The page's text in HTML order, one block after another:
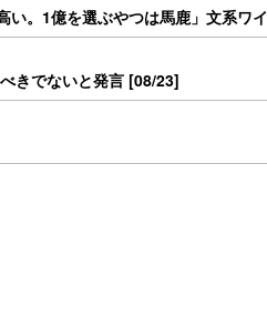
。1億を選ぶやつは馬鹿」文系ワイ
きでないと発言 [08/23]